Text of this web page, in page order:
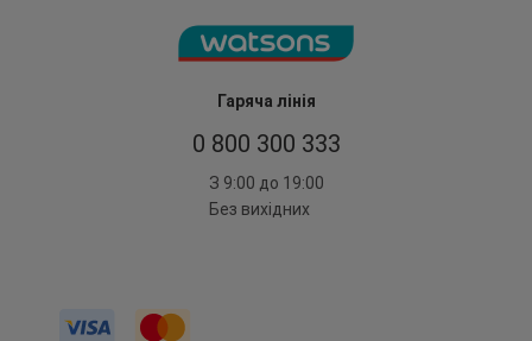
Гаряча лінія
0 800 300 333
З 9:00 до 19:00
Без вихідних